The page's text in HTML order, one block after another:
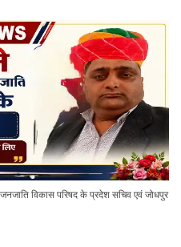
विकास परिषद के प्रदेश सचिव एवं जोधपुर